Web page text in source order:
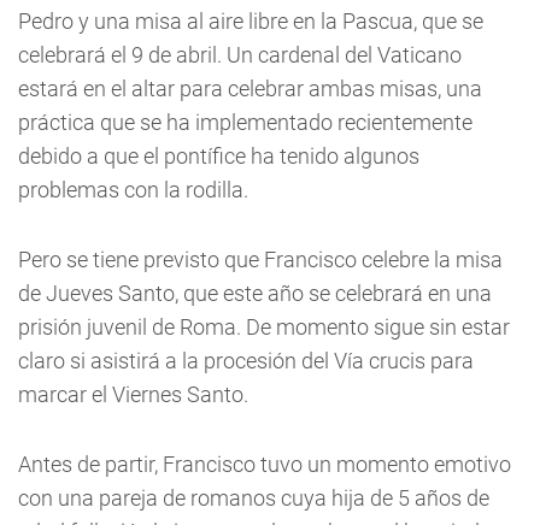
Pedro y una misa al aire libre en la Pascua, que se
celebrará el 9 de abril. Un cardenal del Vaticano
estará en el altar para celebrar ambas misas, una
práctica que se ha implementado recientemente
debido a que el pontífice ha tenido algunos
problemas con la rodilla.
Pero se tiene previsto que Francisco celebre la misa
de Jueves Santo, que este año se celebrará en una
prisión juvenil de Roma. De momento sigue sin estar
claro si asistirá a la procesión del Vía crucis para
marcar el Viernes Santo.
Antes de partir, Francisco tuvo un momento emotivo
con una pareja de romanos cuya hija de 5 años de